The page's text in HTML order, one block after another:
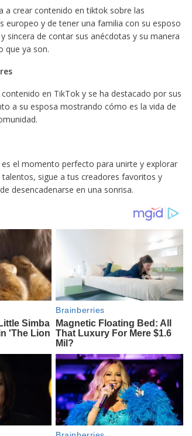
a crear contenido en tiktok sobre las
europeo y de tener una familia con su esposo
sincera de contar sus anécdotas y su manera
que ya son.
en TikTok y se ha destacado por sus
a su esposa mostrando cómo es la vida de
el momento perfecto para unirte y explorar
sigue a tus creadores favoritos y
desencadenarse en una sonrisa.